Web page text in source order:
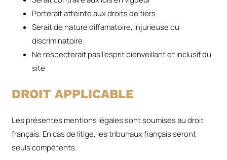
Porterait atteinte aux droits de tiers
Serait de nature diffamatoire, injurieuse ou
discriminatoire
Ne respecterait pas l’esprit bienveillant et inclusif du
site
DROIT APPLICABLE
Les présentes mentions légales sont soumises au droit
français. En cas de litige, les tribunaux français seront
seuls compétents.